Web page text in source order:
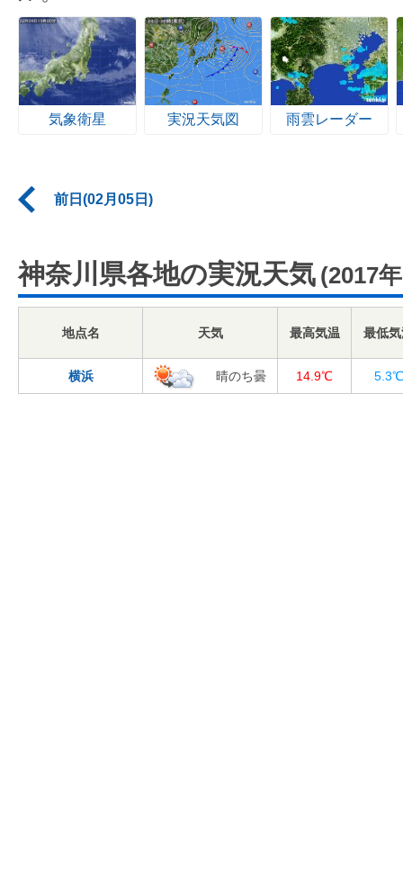
気象衛星 実況天気図 雨雲レーダー
前日(02月05日)
神奈川県各地の実況天気 (2017
地点名 天気 最高気温 最低
横浜 晴のち曇 14.9℃ 5.3℃